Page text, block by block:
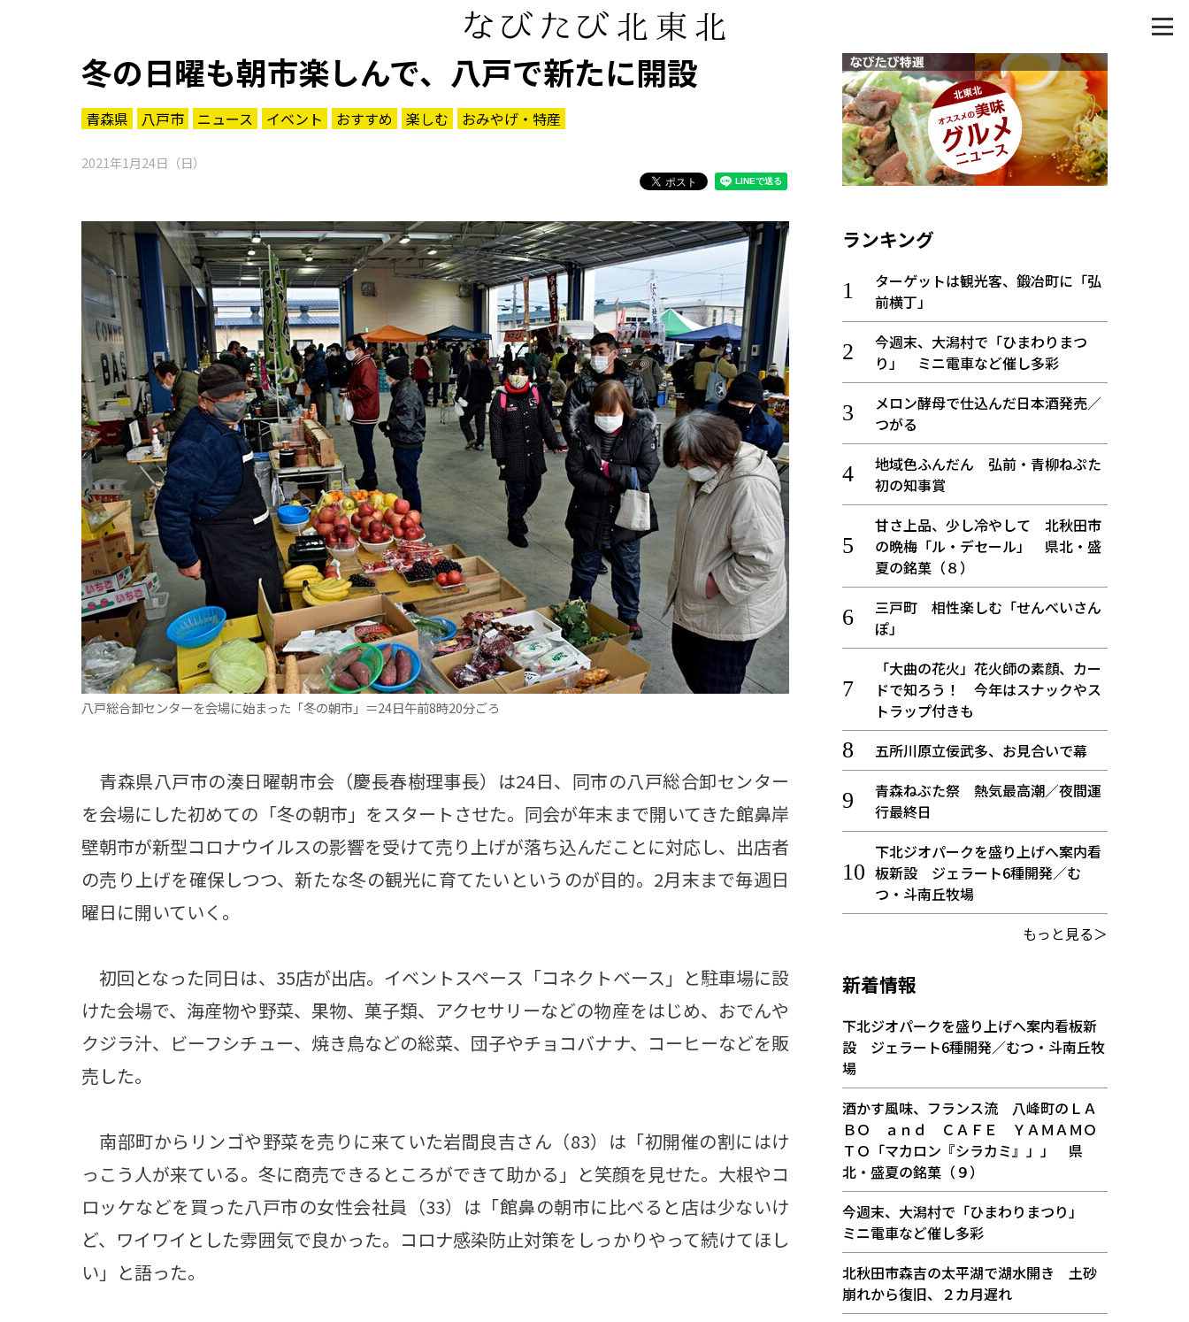
冬の日曜も朝市楽しんで、八戸で新たに開設
青森県 八戸市 ニュース イベント おすすめ 楽しむ おみやげ・特産
2021年1月24日（日）
八戸総合卸センターを会場に始まった「冬の朝市」＝24日午前8時20分ごろ
青森県八戸市の湊日曜朝市会（慶長春樹理事長）は24日、同市の八戸総合卸センター
を会場にした初めての「冬の朝市」をスタートさせた。同会が年末まで開いてきた館鼻岸
壁朝市が新型コロナウイルスの影響を受けて売り上げが落ち込んだことに対応し、出店者
の売り上げを確保しつつ、新たな冬の観光に育てたいというのが目的。2月末まで毎週日
曜日に開いていく。
初回となった同日は、35店が出店。イベントスペース「コネクトベース」と駐車場に設
けた会場で、海産物や野菜、果物、菓子類、アクセサリーなどの物産をはじめ、おでんや
クジラ汁、ビーフシチュー、焼き鳥などの総菜、団子やチョコバナナ、コーヒーなどを販
売した。
南部町からリンゴや野菜を売りに来ていた岩間良吉さん（83）は「初開催の割にはけ
っこう人が来ている。冬に商売できるところができて助かる」と笑顔を見せた。大根やコ
ロッケなどを買った八戸市の女性会社員（33）は「館鼻の朝市に比べると店は少ないけ
ど、ワイワイとした雰囲気で良かった。コロナ感染防止対策をしっかりやって続けてほし
い」と語った。
ランキング
ターゲットは観光客、鍛冶町に「弘
前横丁」
今週末、大潟村で「ひまわりまつ
り」 ミニ電車など催し多彩
メロン酵母で仕込んだ日本酒発売／
つがる
地域色ふんだん 弘前・青柳ねぷた
初の知事賞
甘さ上品、少し冷やして 北秋田市
の晩梅「ル・デセール」 県北・盛
夏の銘菓（８）
三戸町 相性楽しむ「せんべいさん
ぽ」
「大曲の花火」花火師の素顔、カー
ドで知ろう！ 今年はスナックやス
トラップ付きも
五所川原立佞武多、お見合いで幕
青森ねぶた祭 熱気最高潮／夜間運
行最終日
下北ジオパークを盛り上げへ案内看
板新設 ジェラート6種開発／む
つ・斗南丘牧場
もっと見る＞
新着情報
下北ジオパークを盛り上げへ案内看板新
設 ジェラート6種開発／むつ・斗南丘牧
場
酒かす風味、フランス流 八峰町のＬＡ
ＢＯ ａｎｄ ＣＡＦＥ ＹＡＭＡＭＯ
ＴＯ「マカロン『シラカミ』」」 県
北・盛夏の銘菓（９）
今週末、大潟村で「ひまわりまつり」
ミニ電車など催し多彩
北秋田市森吉の太平湖で湖水開き 土砂
崩れから復旧、２カ月遅れ
パワースポット
まつり・イベント
おみやげ・特産
道の駅・産直
アウトドア・レジャー
ご当地グルメ